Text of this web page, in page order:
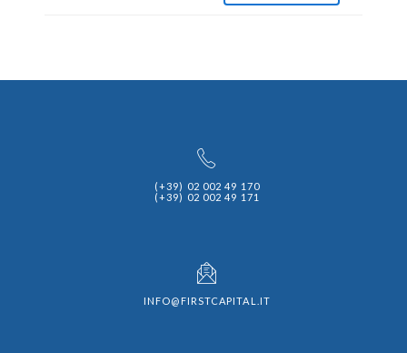
(+39) 02 002 49 170
(+39) 02 002 49 171
INFO@FIRSTCAPITAL.IT